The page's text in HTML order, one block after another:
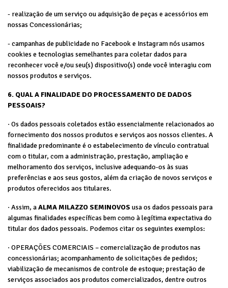
- realização de um serviço ou adquisição de peças e acessórios em
nossas Concessionárias;
- campanhas de publicidade no Facebook e Instagram nós usamos
cookies e tecnologias semelhantes para coletar dados para
reconhecer você e/ou seu(s) dispositivo(s) onde você interagiu com
nossos produtos e serviços.
6. QUAL A FINALIDADE DO PROCESSAMENTO DE DADOS
PESSOAIS?
· Os dados pessoais coletados estão essencialmente relacionados ao
fornecimento dos nossos produtos e serviços aos nossos clientes. A
finalidade predominante é o estabelecimento de vínculo contratual
com o titular, com a administração, prestação, ampliação e
melhoramento dos serviços, inclusive adequando-os às suas
preferências e aos seus gostos, além da criação de novos serviços e
produtos oferecidos aos titulares.
· Assim, aALMA MILAZZO SEMINOVOS usa os dados pessoais para
algumas finalidades específicas bem como à legítima expectativa do
titular dos dados pessoais. Podemos citar os seguintes exemplos:
· OPERAÇÕES COMERCIAIS – comercialização de produtos nas
concessionárias; acompanhamento de solicitações de pedidos;
viabilização de mecanismos de controle de estoque; prestação de
serviços associados aos produtos comercializados, dentre outros